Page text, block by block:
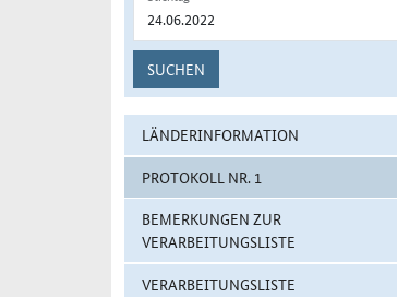
SUCHEN
LÄNDERINFORMATION
PROTOKOLL NR. 1
BEMERKUNGEN ZUR
VERARBEITUNGSLISTE
VERARBEITUNGSLISTE